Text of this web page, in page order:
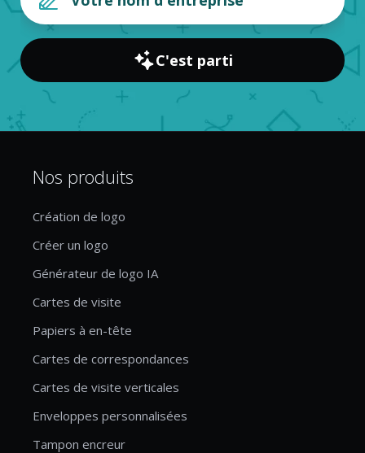
C'est parti
Nos produits
Création de logo
Créer un logo
Générateur de logo IA
Cartes de visite
Papiers à en-tête
Cartes de correspondances
Cartes de visite verticales
Enveloppes personnalisées
Tampon encreur